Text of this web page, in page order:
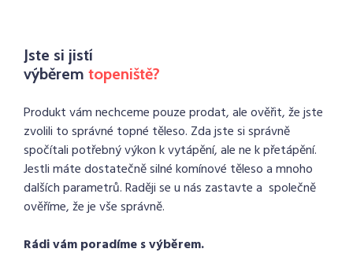
Jste si jistí
výběrem topeniště?
Produkt vám nechceme pouze prodat, ale ověřit, že jste
zvolili to správné topné těleso. Zda jste si správně
spočítali potřebný výkon k vytápění, ale ne k přetápění.
Jestli máte dostatečně silné komínové těleso a mnoho
dalších parametrů. Raději se u nás zastavte a společně
ověříme, že je vše správně.
Rádi vám poradíme s výběrem.